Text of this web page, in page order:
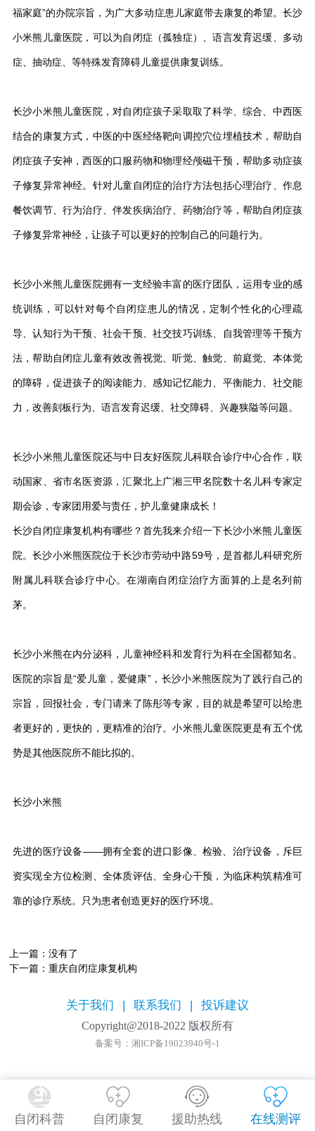
福家庭”的办院宗旨，为广大多动症患儿家庭带去康复的希望。长沙
小米熊儿童医院，可以为自闭症（孤独症）、语言发育迟缓、多动
症、抽动症、等特殊发育障碍儿童提供康复训练。
长沙小米熊儿童医院，对自闭症孩子采取取了科学、综合、中西医
结合的康复方式，中医的中医经络靶向调控穴位埋植技术，帮助自
闭症孩子安神，西医的口服药物和物理经颅磁干预，帮助多动症孩
子修复异常神经。针对儿童自闭症的治疗方法包括心理治疗、作息
餐饮调节、行为治疗、伴发疾病治疗、药物治疗等，帮助自闭症孩
子修复异常神经，让孩子可以更好的控制自己的问题行为。
长沙小米熊儿童医院拥有一支经验丰富的医疗团队，运用专业的感
统训练，可以针对每个自闭症患儿的情况，定制个性化的心理疏
导、认知行为干预、社会干预、社交技巧训练、自我管理等干预方
法，帮助自闭症儿童有效改善视觉、听觉、触觉、前庭觉、本体觉
的障碍，促进孩子的阅读能力、感知记忆能力、平衡能力、社交能
力，改善刻板行为、语言发育迟缓、社交障碍、兴趣狭隘等问题。
长沙小米熊儿童医院还与中日友好医院儿科联合诊疗中心合作，联
动国家、省市名医资源，汇聚北上广湘三甲名院数十名儿科专家定
期会诊，专家团用爱与责任，护儿童健康成长！
长沙自闭症康复机构有哪些？首先我来介绍一下长沙小米熊儿童医
院。长沙小米熊医院位于长沙市劳动中路59号，是首都儿科研究所
附属儿科联合诊疗中心。在湖南自闭症治疗方面算的上是名列前
茅。
长沙小米熊在内分泌科，儿童神经科和发育行为科在全国都知名。
医院的宗旨是“爱儿童，爱健康”，长沙小米熊医院为了践行自己的
宗旨，回报社会，专门请来了陈彤等专家，目的就是希望可以给患
者更好的，更快的，更精准的治疗。小米熊儿童医院更是有五个优
势是其他医院所不能比拟的。
长沙小米熊
先进的医疗设备——拥有全套的进口影像、检验、治疗设备，斥巨
资实现全方位检测、全体质评估、全身心干预，为临床构筑精准可
靠的诊疗系统。只为患者创造更好的医疗环境。
上一篇：没有了
下一篇：重庆自闭症康复机构
关于我们 | 联系我们 | 投诉建议
Copyright@2018-2022 版权所有
备案号：湘ICP备19023940号-1
自闭科普 自闭康复 援助热线 在线测评